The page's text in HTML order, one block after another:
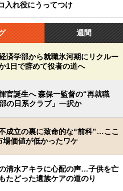
入れ役にうってつけ
週間
済学部から就職氷河期にリクルー
1日で辞めて役者の道へ
官誕生へ 森保一監督の“再就職
の日系クラブ」一択か
成立の裏に致命的な“前科”…ここ
場価値が低かったワケ
清水アキラに心配の声…子供を亡
たどった遺族ケアの道のり